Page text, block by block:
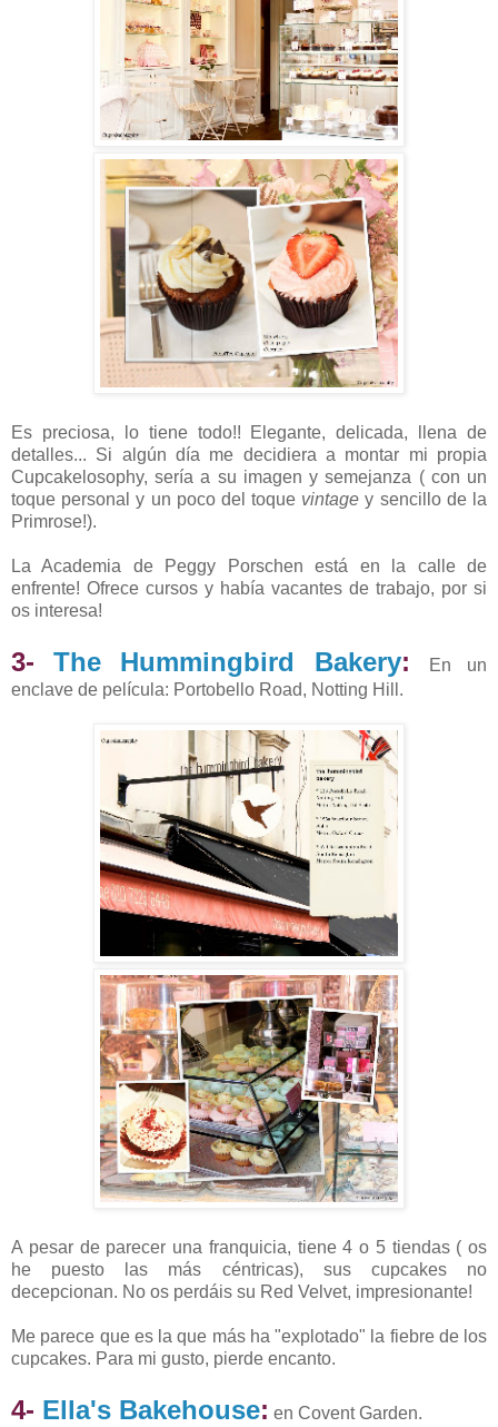
Es preciosa, lo tiene todo!! Elegante, delicada, llena de
detalles... Si algún día me decidiera a montar mi propia
Cupcakelosophy, sería a su imagen y semejanza ( con un
toque personal y un poco del toque vintage y sencillo de la
Primrose!).
La Academia de Peggy Porschen está en la calle de
enfrente! Ofrece cursos y había vacantes de trabajo, por si
os interesa!
3-The Hummingbird Bakery:
En un
enclave de película: Portobello Road, Notting Hill.
A pesar de parecer una franquicia, tiene 4 o 5 tiendas ( os
he puesto las más céntricas), sus cupcakes no
decepcionan. No os perdáis su Red Velvet, impresionante!
Me parece que es la que más ha "explotado" la fiebre de los
cupcakes. Para mi gusto, pierde encanto.
4- Ella's Bakehouse: en Covent Garden.